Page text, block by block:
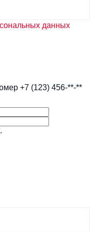
данных
+7 (123) 456-**-**